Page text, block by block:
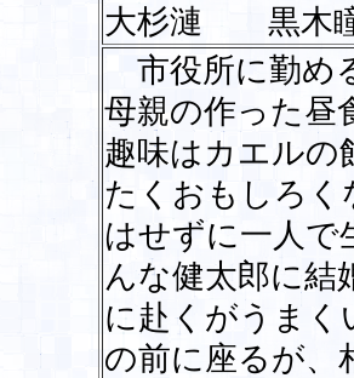
大杉漣 黒木
市役所に勤め
母親の作った昼
趣味はカエルの
たくおもしろく
はせずに一人で
んな健太郎に結
に赴くがうまく
の前に座るが、